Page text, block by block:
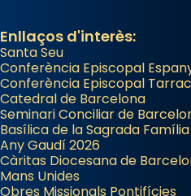
Enllaços d'interès:
Santa Seu
Conferència Episcopal
Conferència Episcopal
Catedral de Barcelona
Seminari Conciliar de
Basílica de la Sagrada Família
Any Gaudí 2026
Càritas Diocesana de
Mans Unides
Obres Missionals Pontifícies